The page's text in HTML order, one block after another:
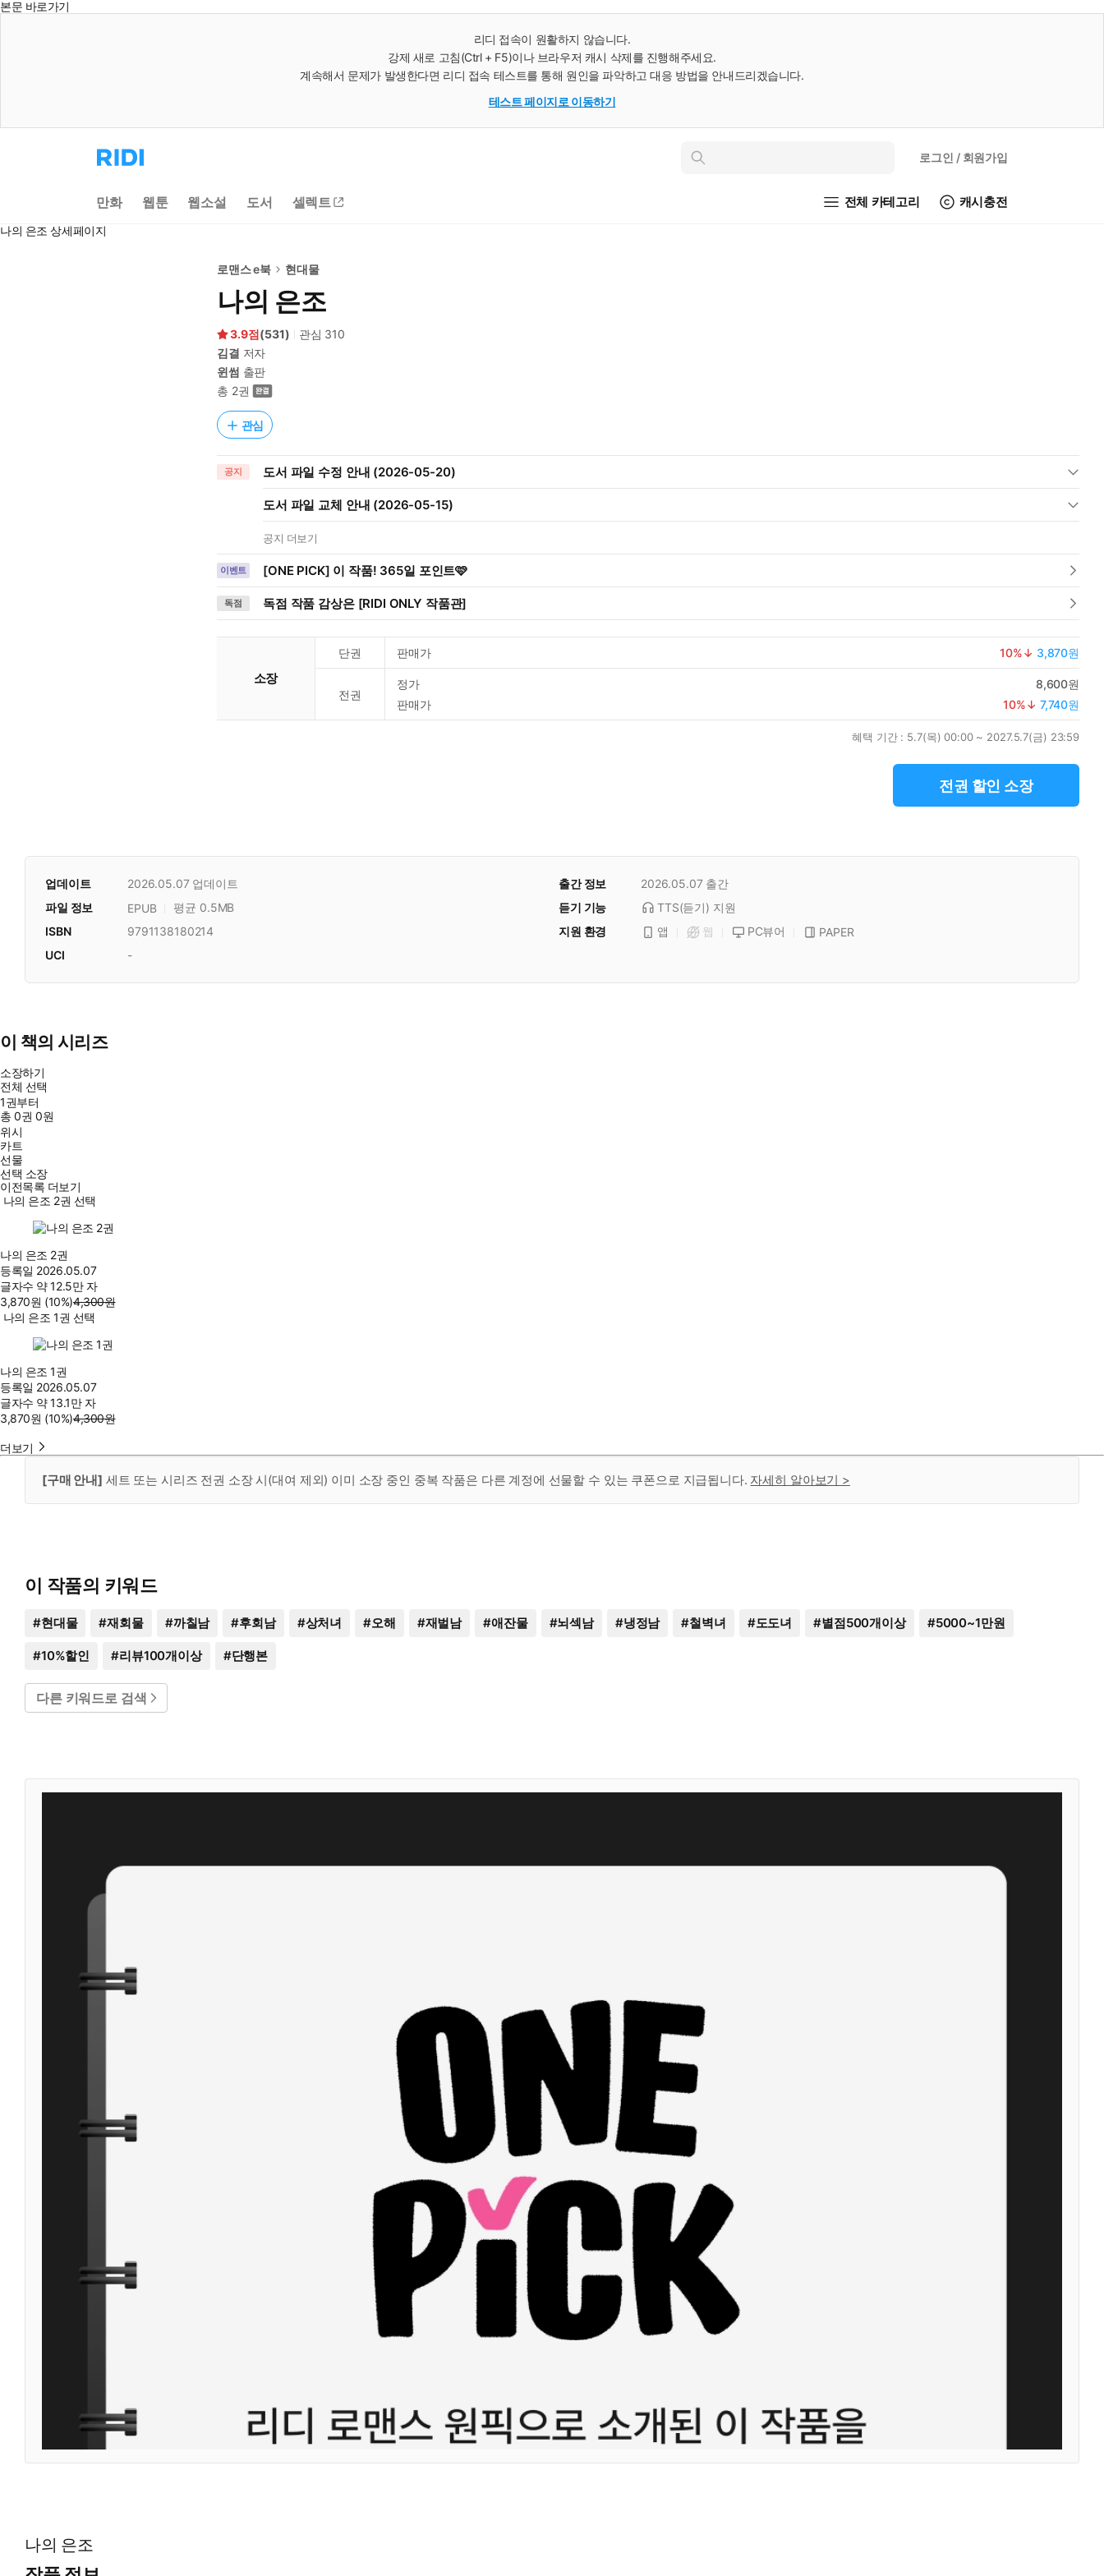
본문 바로가기
리디 접속이 원활하지 않습니다.
강제 새로 고침(Ctrl + F5)이나 브라우저 캐시 삭제를 진행해주세요.
계속해서 문제가 발생한다면 리디 접속 테스트를 통해 원인을 파악하고 대응 방법을 안내드리겠습니다.
테스트 페이지로 이동하기
리
디
으
로
동
인
로그인 / 회원가입
만화 웹툰 웹소설 도서 셀렉트 전체 카테고리 캐시충전
나의 은조 상세페이지
로맨스 e북 현대물
나의 은조
3.9 (531) 관심 310
김결 저자
윈썸 출판
총 2권
관심
공지 도서 파일 수정 안내 (2026-05-20)
도서 파일 교체 안내 (2026-05-15)
공지 더보기
이벤트 [ONE PICK] 이 작품! 365일 포인트🩷
독점 독점 작품 감상은 [RIDI ONLY 작품관]
소장
단권 판매가 10%↓ 3,870원
전권
정가
8,600원
판매가
10%↓ 7,740원
혜택 기간 : 5.7(목) 00:00 ~ 2027.5.7(금) 23:59
전권 할인 소장
업데이트 2026.05.07업데이트 출간 정보 2026.05.07 출간
듣기 기능
TTS(듣기) 지원
파일 정보 EPUB
평균 0.5MB
지원 환경
앱 웹 PC뷰어 PAPER
ISBN
9791138180214
UCI
-
이 책의 시리즈
소장하기
전체 선택
1권부터
총0권 0원
위시
카트
선물
선택 소장
이전목록 더보기
나의 은조 2권 선택
나의 은조 2권
등록일 2026.05.07
글자수 약 12.5만 자
3,870원 (10%)4,300원
나의 은조 1권 선택
나의 은조 1권
등록일 2026.05.07
글자수 약 13.1만 자
3,870원 (10%)4,300원
더보기
[구매 안내] 세트 또는 시리즈 전권 소장 시(대여 제외) 이미 소장 중인 중복 작품은 다른 계정에 선물할 수 있는 쿠폰으로 지급됩니다. 자세히 알아보기 >
이 작품의 키워드
#현대물 #재회물 #까칠남 #후회남 #상처녀 #오해 #재벌남 #애잔물 #뇌섹남 #냉정남 #철벽녀 #도도녀 #별점500개이상 #5000~1만원
#10%할인 #리뷰100개이상 #단행본
다른 키워드로 검색
나의 은조